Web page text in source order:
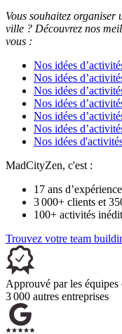
Vous souhaitez organiser
ville ? Découvrez nos
vous :
Nos idées
Nos idées
Nos idées
Nos idées
Nos idées
Nos idées
Nos idées
MadCityZen, c'est :
17 ans
3 000+ clients et
100+ activités
Trouvez votre team
Approuvé par les
3 000 autres entreprises